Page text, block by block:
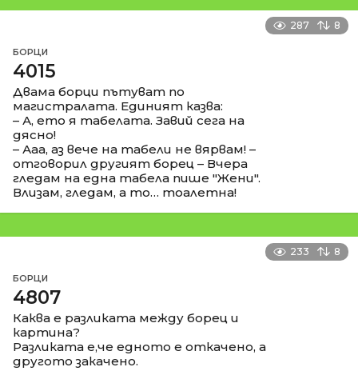
287 8
БОРЦИ
4015
Двама борци пътуват по
магистралата. Единият казва:
– А, ето я табелата. Завий сега на
дясно!
– Ааа, аз вече на табели не вярвам! –
отговорил другият борец – Вчера
гледам на една табела пише "Жени".
Влизам, гледам, а то… тоалетна!
233 8
БОРЦИ
4807
Каква е разликата между борец и
картина?
Разликата е,че едното е откачено, а
другото закачено.